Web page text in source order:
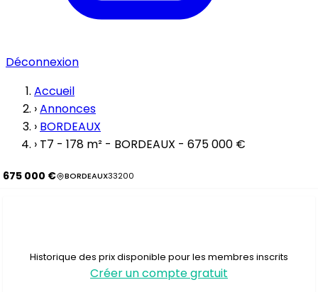
Déconnexion
Accueil
›Annonces
› BORDEAUX
› T7 - 178 m² - BORDEAUX - 675 000 €
675 000 € BORDEAUX33200
Historique des prix disponible pour les membres inscrits
Créer un compte gratuit